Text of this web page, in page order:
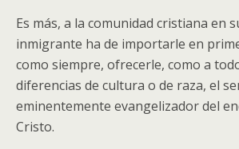
Es más, a la comunidad cristiana en
inmigrante ha de importarle en
como siempre, ofrecerle, como a
diferencias de cultura o de raza, el
eminentemente evangelizador del
Cristo.